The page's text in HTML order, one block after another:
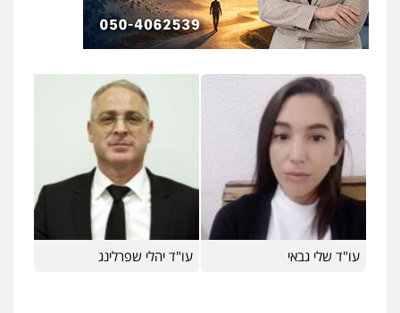
אברהם שהבזי – משרד עורכי דין
מיסים כלכלי פלילי פשיעה כלכלית
הון
0504456555
עו"ד אילן אלימלך
פלילי תעבורה אסירים
0522992110
עו"ד יוסי חמצני
כלכלי צווארון לבן פשיעה כלכלית עבירות
עו"ד שלי גבאי עו"ד יהלי שפרלינג